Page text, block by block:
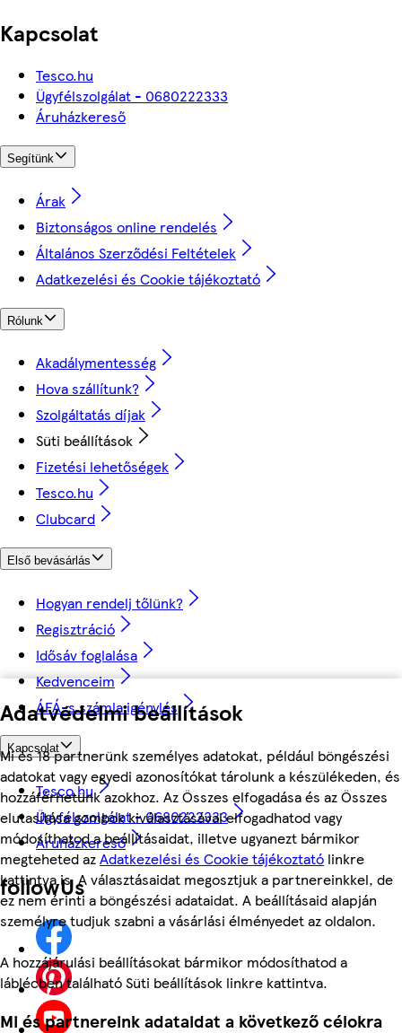
Adatvédelmi beállítások
Mi és 18 partnerünk személyes adatokat, például böngészési
adatokat vagy egyedi azonosítókat tárolunk a készülékeden, és
hozzáférhetünk azokhoz. Az Összes elfogadása és az Összes
elutasítása gombok kiválasztásával elfogadhatod vagy
módosíthatod a beállításaidat, illetve ugyanezt bármikor
megteheted azAdatkezelési és Cookie tájékoztató linkre
kattintva is. A választásaidat megosztjuk a partnereinkkel, de
ez nem érinti a böngészési adataidat. A beállításaid alapján
személyre tudjuk szabni a vásárlási élményedet az oldalon.
A hozzájárulási beállításokat bármikor módosíthatod a
láblécben található Süti beállítások linkre kattintva.
Mi és partnereink adataidat a következő célokra
Kapcsolat
Tesco.hu
Ügyfélszolgálat - 0680222333
Áruházkereső
Segítünk
Árak
Biztonságos online rendelés
Általános Szerződési Feltételek
Adatkezelési és Cookie tájékoztató
Rólunk
Akadálymentesség
Hova szállítunk?
Szolgáltatás díjak
Süti beállítások
Fizetési lehetőségek
Tesco.hu
Clubcard
Első bevásárlás
Hogyan rendelj tőlünk?
Regisztráció
Idősáv foglalása
Kedvenceim
ÁFÁ-s számla igénylés
Kapcsolat
Tesco.hu
Ügyfélszolgálat - 0680222333
Áruházkereső
followUs